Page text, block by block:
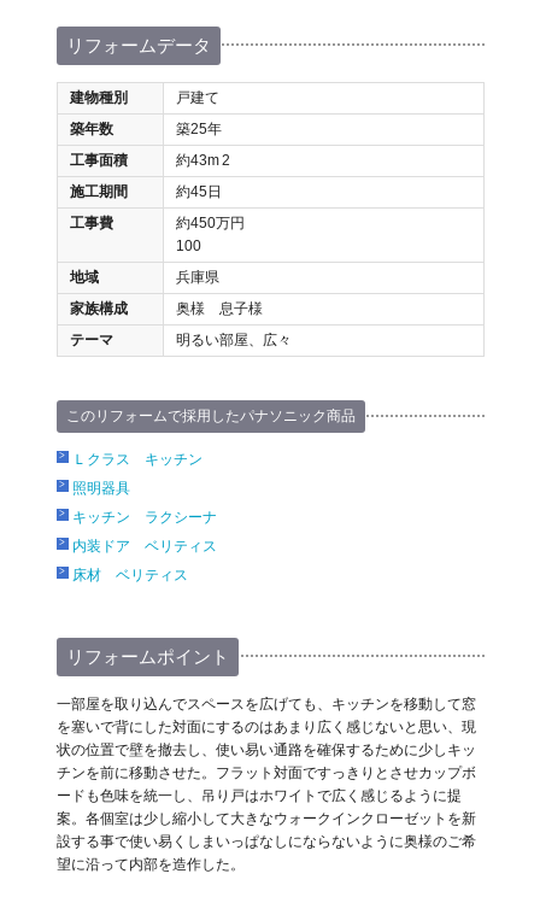
リフォームデータ
建物種別
戸建て
築年数
築25年
工事面積
約43m2
施工期間
約45日
工事費
約450万円
100
地域
兵庫県
家族構成
奥様 息子様
テーマ
明るい部屋、広々
このリフォームで採用したパナソニック商品
Ｌクラス キッチン
照明器具
キッチン ラクシーナ
内装ドア ベリティス
床材 ベリティス
リフォームポイント
一部屋を取り込んでスペースを広げても、キッチンを移動して窓
を塞いで背にした対面にするのはあまり広く感じないと思い、現
状の位置で壁を撤去し、使い易い通路を確保するために少しキッ
チンを前に移動させた。フラット対面ですっきりとさせカップボ
ードも色味を統一し、吊り戸はホワイトで広く感じるように提
案。各個室は少し縮小して大きなウォークインクローゼットを新
設する事で使い易くしまいっぱなしにならないように奥様のご希
望に沿って内部を造作した。